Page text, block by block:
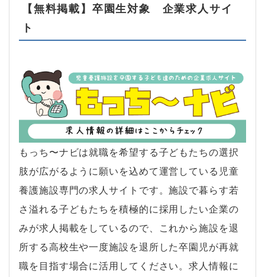
【無料掲載】卒園生対象 企業求人サイ
ト
もっち〜ナビは就職を希望する子どもたちの選択
肢が広がるように願いを込めて運営している児童
養護施設専門の求人サイトです。施設で暮らす若
さ溢れる子どもたちを積極的に採用したい企業の
みが求人掲載をしているので、これから施設を退
所する高校生や一度施設を退所した卒園児が再就
職を目指す場合に活用してください。求人情報に